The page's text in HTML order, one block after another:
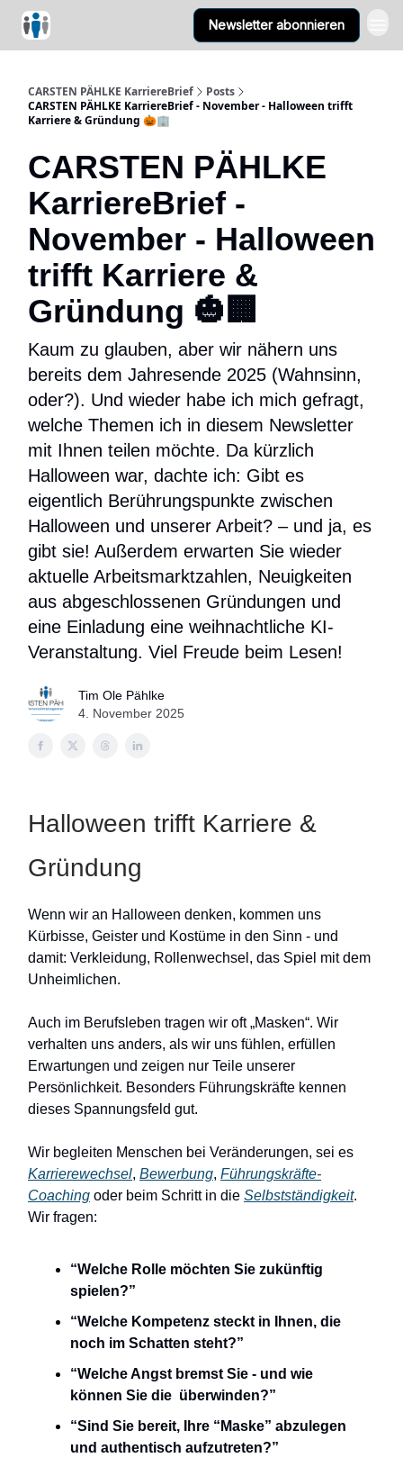
Newsletter abonnieren
CARSTEN PÄHLKE KarriereBrief
Posts
CARSTEN PÄHLKE KarriereBrief - November - Halloween trifft
Karriere & Gründung 🎃🏢
CARSTEN PÄHLKE
KarriereBrief -
November - Halloween
trifft Karriere &
Gründung 🎃🏢
Kaum zu glauben, aber wir nähern uns
bereits dem Jahresende 2025 (Wahnsinn,
oder?). Und wieder habe ich mich gefragt,
welche Themen ich in diesem Newsletter
mit Ihnen teilen möchte. Da kürzlich
Halloween war, dachte ich: Gibt es
eigentlich Berührungspunkte zwischen
Halloween und unserer Arbeit? – und ja, es
gibt sie! Außerdem erwarten Sie wieder
aktuelle Arbeitsmarktzahlen, Neuigkeiten
aus abgeschlossenen Gründungen und
eine Einladung eine weihnachtliche KI-
Veranstaltung. Viel Freude beim Lesen!
Tim Ole Pählke
4. November 2025
Halloween trifft Karriere &
Gründung
Wenn wir an Halloween denken, kommen uns
Kürbisse, Geister und Kostüme in den Sinn - und
damit: Verkleidung, Rollenwechsel, das Spiel mit dem
Unheimlichen.
Auch im Berufsleben tragen wir oft „Masken“. Wir
verhalten uns anders, als wir uns fühlen, erfüllen
Erwartungen und zeigen nur Teile unserer
Persönlichkeit. Besonders Führungskräfte kennen
dieses Spannungsfeld gut.
Wir begleiten Menschen bei Veränderungen, sei es
Karrierewechsel, Bewerbung, Führungskräfte-
Coaching oder beim Schritt in die Selbstständigkeit.
Wir fragen:
“Welche Rolle möchten Sie zukünftig
spielen?”
“Welche Kompetenz steckt in Ihnen, die
noch im Schatten steht?”
“Welche Angst bremst Sie - und wie
können Sie die überwinden?”
“Sind Sie bereit, Ihre “Maske” abzulegen
und authentisch aufzutreten?”